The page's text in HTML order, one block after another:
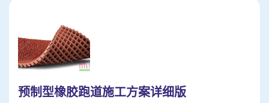
预制型橡胶跑道施工方案详细版